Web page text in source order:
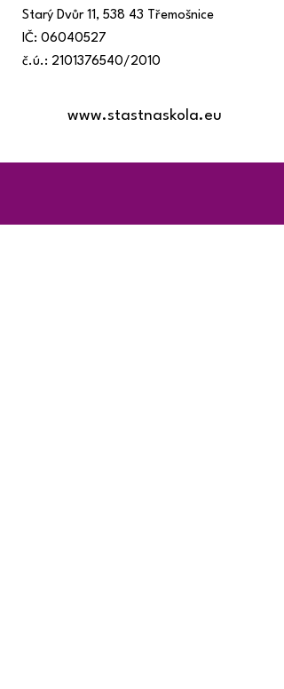
Starý Dvůr 11, 538 43 Třemošnice
IČ: 06040527
č.ú.: 2101376540/2010
www.stastnaskola.eu